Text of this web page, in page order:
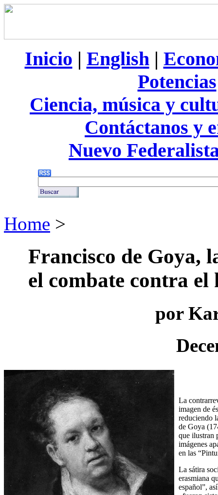
Inicio | English|
Potencias
Ciencia, música y
Contáctanos y
Nuevo
Home >
Francisco de Goya,
el combate contra
por
La
imagen de
reduciendo
de Goya
que ilustran
imágenes
en las
La sátira
erasmiana
español”,